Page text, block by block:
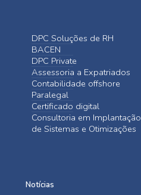
DPC Soluções de RH
BACEN
DPC Private
Assessoria a Expatriados
Contabilidade offshore
Paralegal
Certificado digital
Consultoria em Implantação
de Sistemas e Otimizações
Notícias